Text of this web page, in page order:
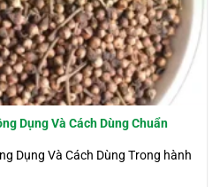
Dụng Và Cách Dùng Chuẩn
Dụng Và Cách Dùng Trong hành